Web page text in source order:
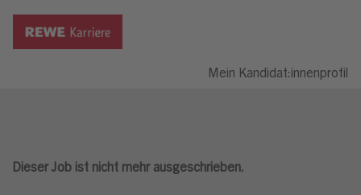
Mein Kandidat:innenprofil
Dieser Job ist nicht mehr ausgeschrieben.